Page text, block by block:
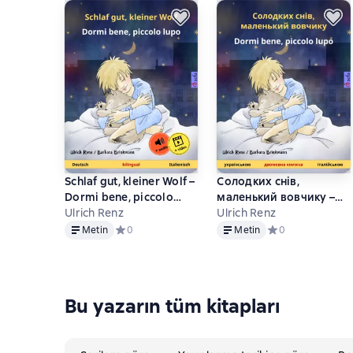
Schlaf gut, kleiner Wolf –
Dormi bene, piccolo
lupo (Deutsch –
Italienisch)
Ulrich Renz
MetinMetin Средний рейтинг 0 на основе 0 оценок
0
Солодких снів,
маленький вовчикy –
Dormi bene, piccolo
lupo (українською –
Ulrich Renz
MetinMetin Средний рейтинг
0
Bu yazarın tüm kitapları